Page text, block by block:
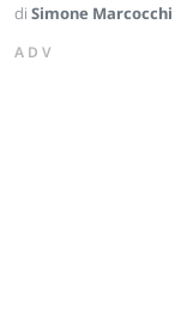
di Simone Marcocchi
ADV